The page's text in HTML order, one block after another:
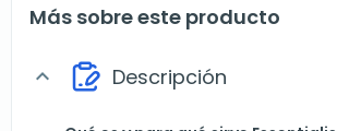
Más sobre este producto
expand_more Descripción